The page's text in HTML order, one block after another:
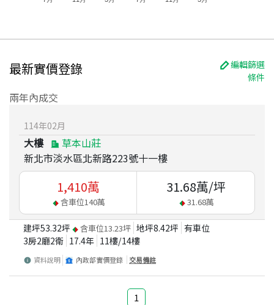
最新實價登錄
編輯篩選
條件
兩年內成交
114年02月
大樓
草本山莊
新北市淡水區北新路223號十一樓
1,410萬
含車位140萬
31.68萬/坪
31.68萬
建坪53.32坪 含車位13.23坪 地坪8.42坪 有車位
3房2廳2衛 17.4年 11樓/14樓
資料說明 內政部實價登錄 交易備註
1